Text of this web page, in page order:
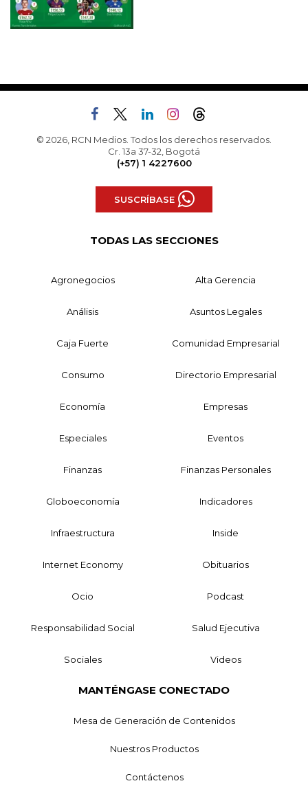
© 2026, RCN Medios. Todos los derechos reservados.
Cr. 13a 37-32, Bogotá
(+57) 1 4227600
SUSCRÍBASE
TODAS LAS SECCIONES
Agronegocios Alta Gerencia
Análisis Asuntos Legales
Caja Fuerte Comunidad Empresarial
Consumo Directorio Empresarial
Economía Empresas
Especiales Eventos
Finanzas Finanzas Personales
Globoeconomía Indicadores
Infraestructura Inside
Internet Economy Obituarios
Ocio Podcast
Responsabilidad Social Salud Ejecutiva
Sociales Videos
MANTÉNGASE CONECTADO
Mesa de Generación de Contenidos
Nuestros Productos
Contáctenos